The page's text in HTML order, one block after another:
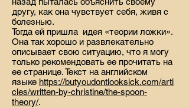
другу, как она чувствует себя, живя с
болезнью.
Тогда ей пришла идея «теории ложки».
Она так хорошо и развлекательно
описывает свою ситуацию, что я могу
только рекомендовать ее прочитать на
ее странице. Текст на английском
языке https://butyoudontlooksick.com/arti
cles/written-by-christine/the-spoon-
theory/.